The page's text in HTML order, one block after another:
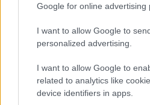
Google for online advertising
I want to allow Google to
personalized advertising.
I want to allow Google to
related to analytics like
device identifiers in apps.
Kinza Babylon Staked
BTC
Steakhouse EURCV